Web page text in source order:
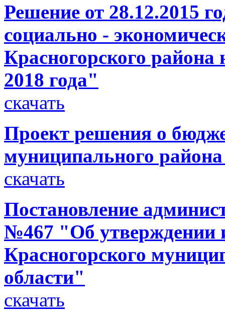
Решение от 28.12.2015
социально -
Красногорского района
2018 года"
скачать
Проект решения о
муниципального района
скачать
Постановление
№467 "Об утверждении
Красногорского
области"
скачать